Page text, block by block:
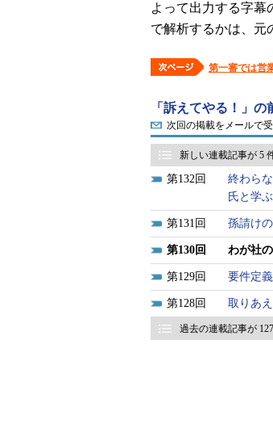
よって出力する字幕
で解析するかは、元
第一審では営
「訴えてやる！」
次回の掲載をメールで
新しい連載記事が 5
132
終わら
氏と学
131 孫請け
130 わが社
129 要件定
128 取りあ
過去の連載記事が